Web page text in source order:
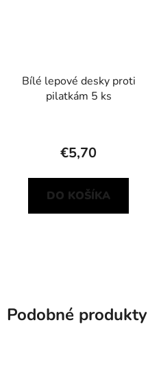
Bílé lepové desky proti
pilatkám 5 ks
€5,70
DO KOŠÍKA
Podobné produkty